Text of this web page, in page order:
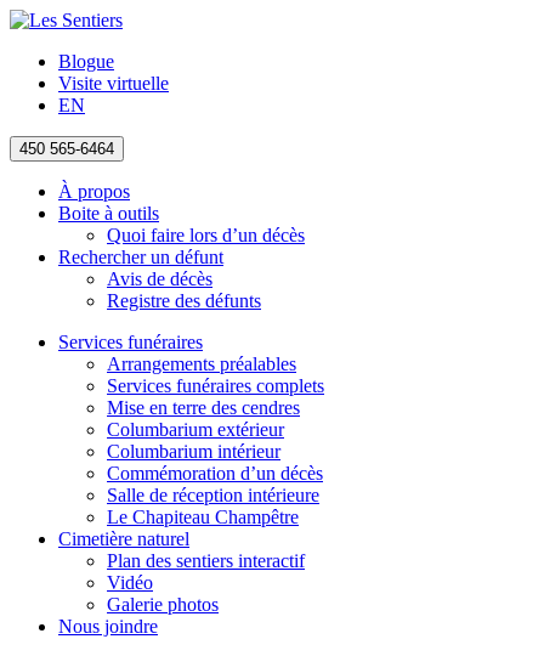
Blogue
Visite virtuelle
EN
450 565-6464
À propos
Boite à outils
Quoi faire lors d’un décès
Rechercher un défunt
Avis de décès
Registre des défunts
Services funéraires
Arrangements préalables
Services funéraires complets
Mise en terre des cendres
Columbarium extérieur
Columbarium intérieur
Commémoration d’un décès
Salle de réception intérieure
Le Chapiteau Champêtre
Cimetière naturel
Plan des sentiers interactif
Vidéo
Galerie photos
Nous joindre